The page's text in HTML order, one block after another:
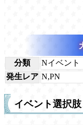
分類
Nイベント
発生レア N,PN
イベント選択